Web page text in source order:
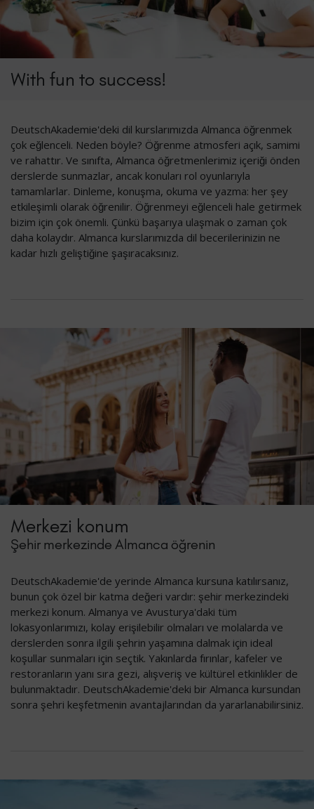
With fun to success!
DeutschAkademie'deki dil kurslarımızda Almanca öğrenmek
çok eğlenceli. Neden böyle? Öğrenme atmosferi açık, samimi
ve rahattır. Ve sınıfta, Almanca öğretmenlerimiz içeriği önden
derslerde sunmazlar, ancak konuları rol oyunlarıyla
tamamlarlar. Dinleme, konuşma, okuma ve yazma: her şey
etkileşimli olarak öğrenilir. Öğrenmeyi eğlenceli hale getirmek
bizim için çok önemli. Çünkü başarıya ulaşmak o zaman çok
daha kolaydır. Almanca kurslarımızda dil becerilerinizin ne
kadar hızlı geliştiğine şaşıracaksınız.
Merkezi konum
Şehir merkezinde Almanca öğrenin
DeutschAkademie'de yerinde Almanca kursuna katılırsanız,
bunun çok özel bir katma değeri vardır: şehir merkezindeki
merkezi konum. Almanya ve Avusturya'daki tüm
lokasyonlarımızı, kolay erişilebilir olmaları ve molalarda ve
derslerden sonra ilgili şehrin yaşamına dalmak için ideal
koşullar sunmaları için seçtik. Yakınlarda fırınlar, kafeler ve
restoranların yanı sıra gezi, alışveriş ve kültürel etkinlikler de
bulunmaktadır. DeutschAkademie'deki bir Almanca kursundan
sonra şehri keşfetmenin avantajlarından da yararlanabilirsiniz.